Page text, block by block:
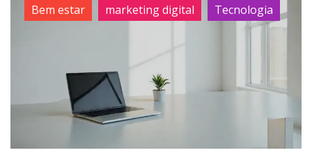
Bem estar marketing digital Tecnologia